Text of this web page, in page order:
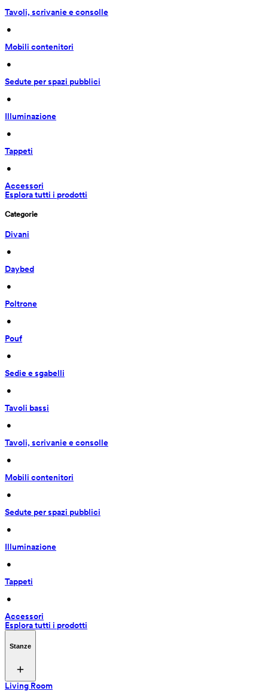
Tavoli, scrivanie e consolle
•
Mobili contenitori
•
Sedute per spazi pubblici
•
Illuminazione
•
Tappeti
•
Accessori
Esplora tutti i prodotti
Categorie
Divani
•
Daybed
•
Poltrone
•
Pouf
•
Sedie e sgabelli
•
Tavoli bassi
•
Tavoli, scrivanie e consolle
•
Mobili contenitori
•
Sedute per spazi pubblici
•
Illuminazione
•
Tappeti
•
Accessori
Esplora tutti i prodotti
Stanze
Living Room